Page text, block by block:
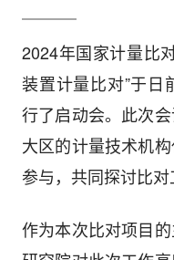
2024年国家计量比
装置计量比对”于
行了启动会。此次
大区的计量技术机
参与，共同探讨比对
作为本次比对项目